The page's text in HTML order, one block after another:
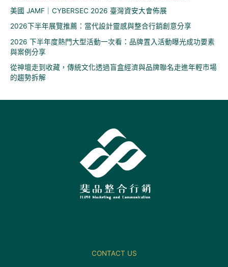
美國 JAMF｜CYBERSEC 2026 臺灣資安大會佈展
2026下半年展覽推薦：當代設計靈感與整合行銷創意分享
2026 下半年度熱門大型活動一次看：品牌置入活動曝光成功要素
與案例分享
從神壇走到收藏，傳統文化透過盲盒經濟與品牌聯名走進年輕市場
的趨勢拆解
CONTACT US